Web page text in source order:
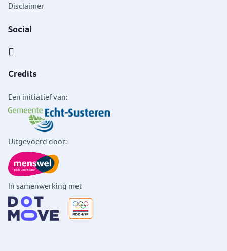
Disclaimer
Social
Credits
Een initiatief van:
Uitgevoerd door:
In samenwerking met